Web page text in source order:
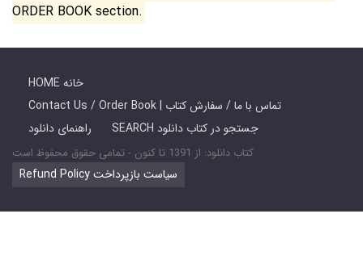
ORDER BOOK section.
HOME خانه
Contact Us / Order Book | تماس با ما / سفارش کتاب
راهنمای دانلود
SEARCH جستجو در کتاب دانلود
کتاب دانلود: از 1391 تا کنون - تمامی حقوق محفوظ است
Refund Policy سیاست بازپرداخت